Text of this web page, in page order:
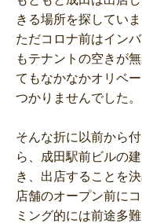
きる場所を探していま
ただコロナ前はイン
もテナントの空きが
てもなかなかオリベ
つかりませんでした。
そんな折に以前から
ら、成田駅前ビルの
き、出店することを決
店舗のオープン前に
ミング的には前途多